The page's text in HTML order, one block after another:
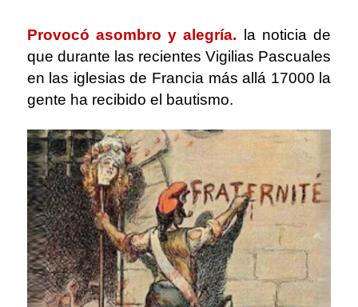
Provocó asombro y alegría. la noticia de
que durante las recientes Vigilias Pascuales
en las iglesias de Francia más allá 17000 la
gente ha recibido el bautismo.